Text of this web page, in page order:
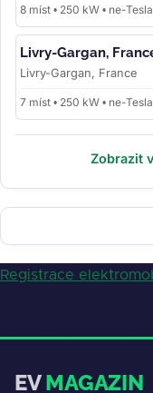
8 míst • 250 kW • ne-Tesla
Livry-Gargan,
Livry-Gargan, France
7 míst • 250 kW • ne-Tesla
Zobrazit
Registrace
EVMAGAZIN